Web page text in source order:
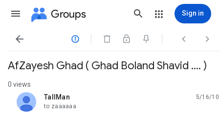
Groups Sign in
   
AfZayesh Ghad ( Ghad Boland Shavid .... )
0 views
TallMan
unread,
5/16/10
to zaaaaaa